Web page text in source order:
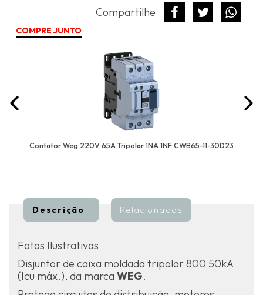
Compartilhe
COMPRE JUNTO
Contator Weg 220V 65A Tripolar 1NA 1NF CWB65-11-30D23
Descrição Relacionados
Fotos Ilustrativas
Disjuntor de caixa moldada tripolar 800 50kA
(Icu máx.), da marca WEG.